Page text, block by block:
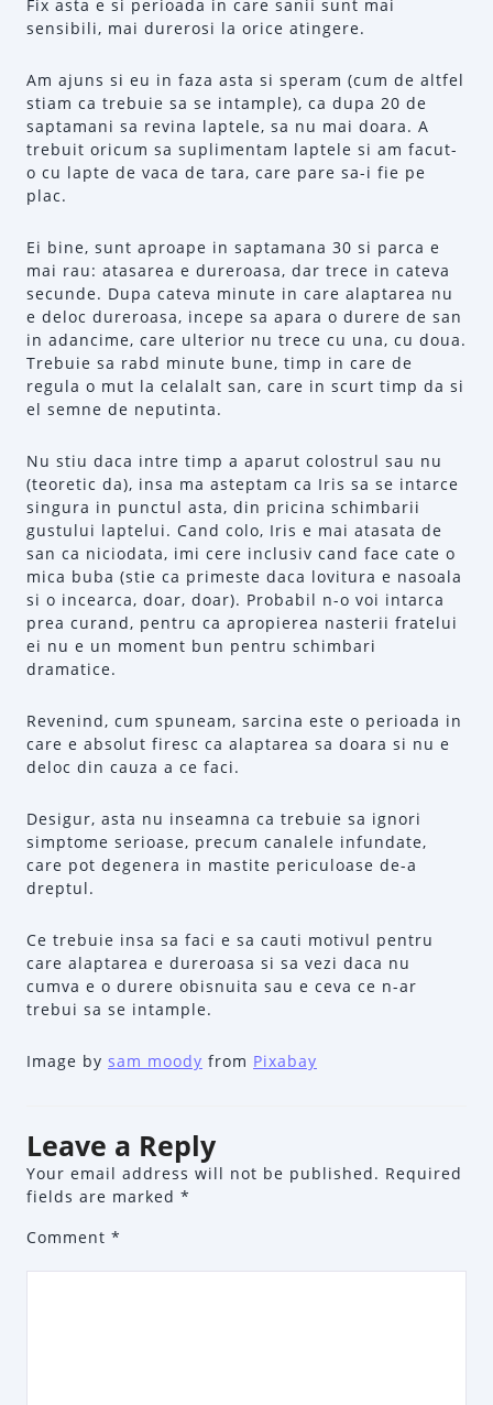
Fix asta e si perioada in care sanii sunt mai
sensibili, mai durerosi la orice atingere.
Am ajuns si eu in faza asta si speram (cum de altfel
stiam ca trebuie sa se intample), ca dupa 20 de
saptamani sa revina laptele, sa nu mai doara. A
trebuit oricum sa suplimentam laptele si am facut-
o cu lapte de vaca de tara, care pare sa-i fie pe
plac.
Ei bine, sunt aproape in saptamana 30 si parca e
mai rau: atasarea e dureroasa, dar trece in cateva
secunde. Dupa cateva minute in care alaptarea nu
e deloc dureroasa, incepe sa apara o durere de san
in adancime, care ulterior nu trece cu una, cu doua.
Trebuie sa rabd minute bune, timp in care de
regula o mut la celalalt san, care in scurt timp da si
el semne de neputinta.
Nu stiu daca intre timp a aparut colostrul sau nu
(teoretic da), insa ma asteptam ca Iris sa se intarce
singura in punctul asta, din pricina schimbarii
gustului laptelui. Cand colo, Iris e mai atasata de
san ca niciodata, imi cere inclusiv cand face cate o
mica buba (stie ca primeste daca lovitura e nasoala
si o incearca, doar, doar). Probabil n-o voi intarca
prea curand, pentru ca apropierea nasterii fratelui
ei nu e un moment bun pentru schimbari
dramatice.
Revenind, cum spuneam, sarcina este o perioada in
care e absolut firesc ca alaptarea sa doara si nu e
deloc din cauza a ce faci.
Desigur, asta nu inseamna ca trebuie sa ignori
simptome serioase, precum canalele infundate,
care pot degenera in mastite periculoase de-a
dreptul.
Ce trebuie insa sa faci e sa cauti motivul pentru
care alaptarea e dureroasa si sa vezi daca nu
cumva e o durere obisnuita sau e ceva ce n-ar
trebui sa se intample.
Image by sam moody from Pixabay
Leave a Reply
Your email address will not be published. Required
fields are marked *
Comment *